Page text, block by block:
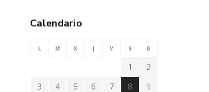
Calendario
L M X J V S D
1
2
3
4 5 6 7 8
9